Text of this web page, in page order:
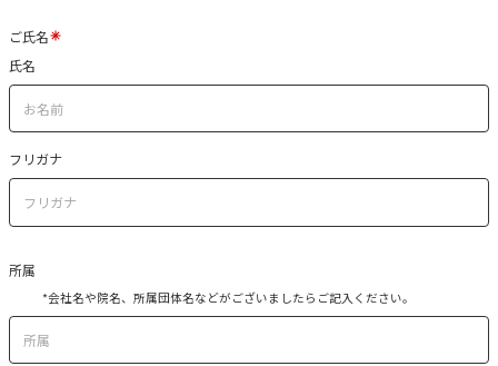
ご氏名
氏名
フリガナ
所属
*会社名や院名、所属団体名などがございましたらご記入ください。